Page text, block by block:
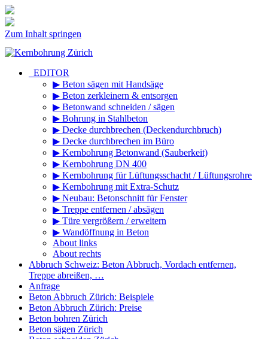
Zum Inhalt springen
_EDITOR
▶ Beton sägen mit Handsäge
▶ Beton zerkleinern & entsorgen
▶ Betonwand schneiden / sägen
▶ Bohrung in Stahlbeton
▶ Decke durchbrechen (Deckendurchbruch)
▶ Decke durchbrechen im Büro
▶ Kernbohrung Betonwand (Sauberkeit)
▶ Kernbohrung DN 400
▶ Kernbohrung für Lüftungsschacht / Lüftungsrohre
▶ Kernbohrung mit Extra-Schutz
▶ Neubau: Betonschnitt für Fenster
▶ Treppe entfernen / absägen
▶ Türe vergrößern / erweitern
▶ Wandöffnung in Beton
About links
About rechts
Abbruch Schweiz: Beton Abbruch, Vordach entfernen,
Treppe abreißen, …
Anfrage
Beton Abbruch Zürich: Beispiele
Beton Abbruch Zürich: Preise
Beton bohren Zürich
Beton sägen Zürich